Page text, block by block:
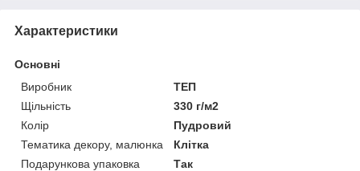
Характеристики
Основні
Виробник
ТЕП
Щільність
330 г/м2
Колір
Пудровий
Тематика декору, малюнка
Клітка
Подарункова упаковка
Так